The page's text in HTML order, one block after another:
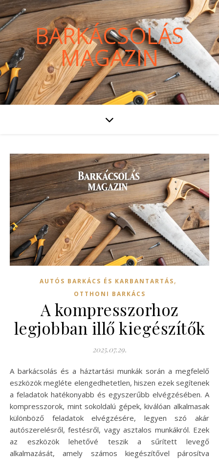
BARKÁCSOLÁS
MAGAZIN
AUTÓS BARKÁCS ÉS KARBANTARTÁS,
OTTHONI BARKÁCS
A kompresszorhoz
legjobban illő kiegészítők
2025.07.29.
A barkácsolás és a háztartási munkák során a megfelelő
eszközök megléte elengedhetetlen, hiszen ezek segítenek
a feladatok hatékonyabb és egyszerűbb elvégzésében. A
kompresszorok, mint sokoldalú gépek, kiválóan alkalmasak
különböző feladatok elvégzésére, legyen szó akár
autószerelésről, festésről, vagy asztalos munkákról. Ezek
az eszközök lehetővé teszik a sűrített levegő
alkalmazását, amely számos kiegészítővel párosítva